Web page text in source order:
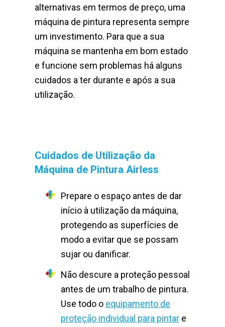
alternativas em termos de preço, uma
máquina de pintura representa sempre
um investimento. Para que a sua
máquina se mantenha em bom estado
e funcione sem problemas há alguns
cuidados a ter durante e após a sua
utilização.
Cuidados de Utilização da
Máquina de Pintura Airless
Prepare o espaço antes de dar
início à utilização da máquina,
protegendo as superfícies de
modo a evitar que se possam
sujar ou danificar.
Não descure a proteção pessoal
antes de um trabalho de pintura.
Use todo o equipamento de
proteção individual para pintar e